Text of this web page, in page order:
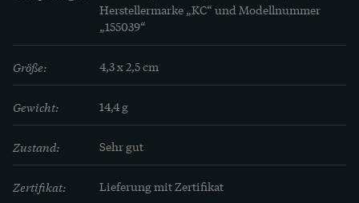
Herstellermarke „KC“ und Modellnummer
„155039“
Größe: 4,3 x 2,5 cm
Gewicht: 14,4 g
Zustand: Sehr gut
Zertifikat: Lieferung mit Zertifikat